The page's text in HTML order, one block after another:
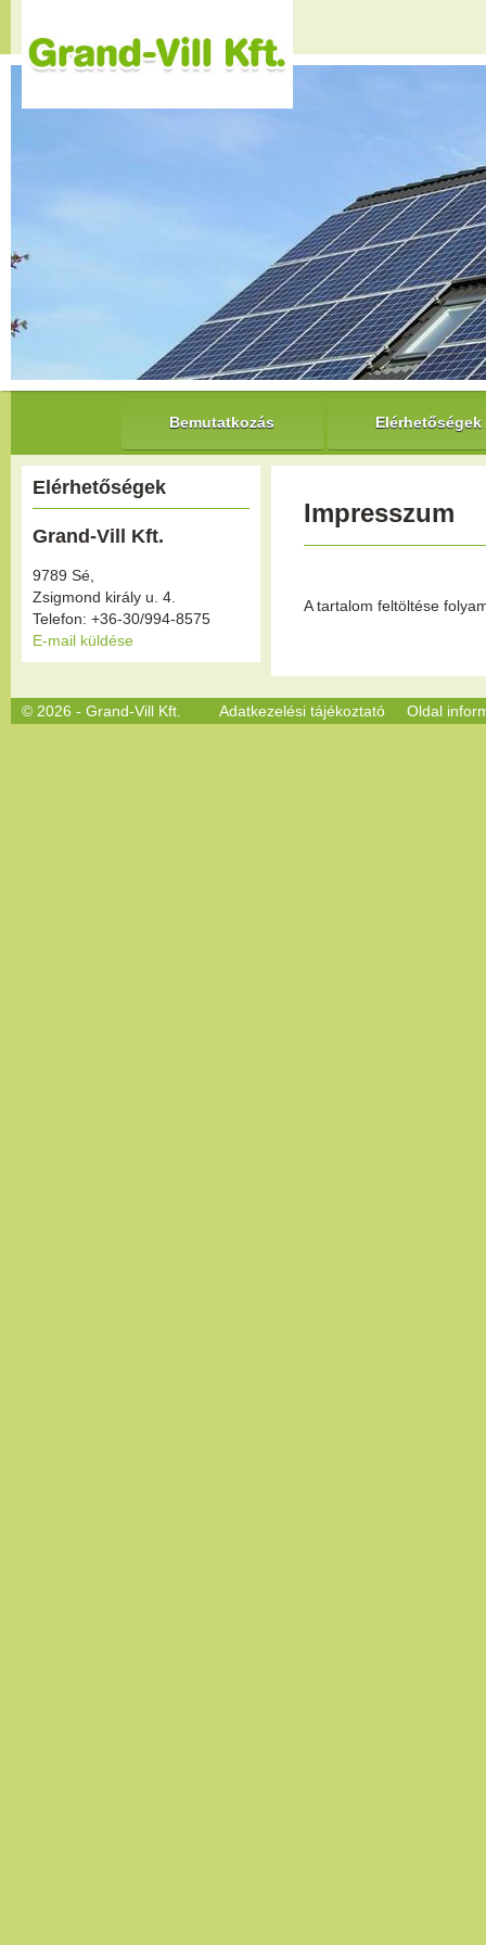
Bemutatkozás Elérhetőségek
Elérhetőségek
Grand-Vill Kft.
9789 Sé,
Zsigmond király u. 4.
Telefon: +36-30/994-8575
E-mail küldése
Impresszum
A tartalom feltöltése
© 2026 - Grand-Vill Kft. Adatkezelési tájékoztató Oldal